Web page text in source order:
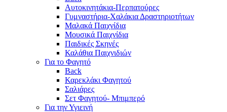
Αυτοκινητάκια-Περπατούρες
Γυμναστήρια-Χαλάκια Δραστηριοτήτων
Μαλακά Παιχνίδια
Μουσικά Παιχνίδια
Παιδικές Σκηνές
Καλάθια Παιχνιδιών
Για το Φαγητό
Back
Καρεκλάκι Φαγητού
Σαλιάρες
Σετ Φαγητού- Μπιμπερό
Για την Υγιεινή